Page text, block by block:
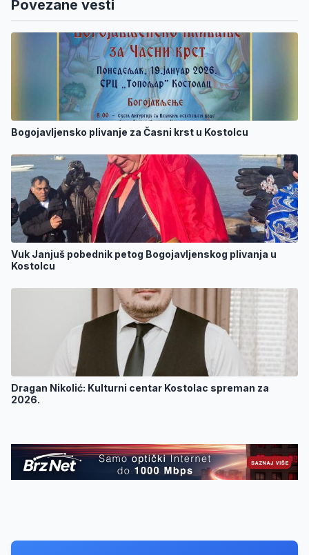
Povezane vesti
Bogojavljensko plivanje za Časni krst u Kostolcu
Vuk Janjuš pobednik petog Bogojavljenskog plivanja u
Kostolcu
Dragan Nikolić: Kulturni centar Kostolac spreman za
2026.